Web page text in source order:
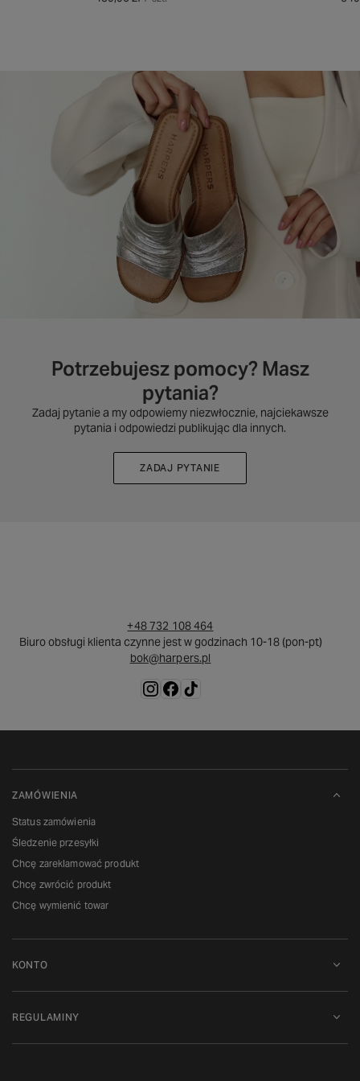
Potrzebujesz pomocy? Masz
pytania?
Zadaj pytanie a my odpowiemy niezwłocznie, najciekawsze
pytania i odpowiedzi publikując dla innych.
ZADAJ PYTANIE
+48 732 108 464
Biuro obsługi klienta czynne jest w godzinach 10-18 (pon-pt)
bok@harpers.pl
ZAMÓWIENIA
Status zamówienia
Śledzenie przesyłki
Chcę zareklamować produkt
Chcę zwrócić produkt
Chcę wymienić towar
KONTO
REGULAMINY